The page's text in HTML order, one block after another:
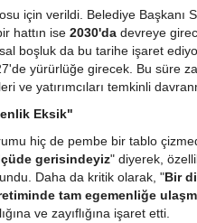
için verildi. Belediye Başkanı
hattın ise 2030'da devreye
boşluk da bu tarihe işaret
yürürlüğe girecek. Bu süre
ve yatırımcıları temkinli
Eksik"
hiç de pembe bir tablo
gerisindeyiz" diyerek,
Daha da kritik olarak, " Bir
tam egemenliğe
ve zayıflığına işaret etti.